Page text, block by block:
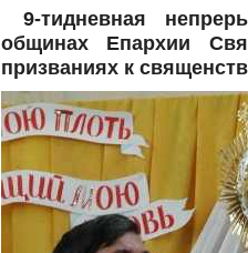
9-тидневная
общинах Епархии
призваниях к